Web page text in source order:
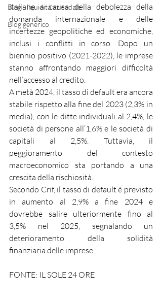
Blog - liquidità aziendale
Blog generico
italiane a causa della debolezza della
domanda internazionale e delle
incertezze geopolitiche ed economiche,
inclusi i conflitti in corso. Dopo un
biennio positivo (2021-2022), le imprese
stanno affrontando maggiori difficoltà
nell’accesso al credito.
A metà 2024, il tasso di default era ancora
stabile rispetto alla fine del 2023 (2,3% in
media), con le ditte individuali al 2,4%, le
società di persone all’1,6% e le società di
capitali al 2,5%. Tuttavia, il
peggioramento del contesto
macroeconomico sta portando a una
crescita della rischiosità.
Secondo Crif, il tasso di default è previsto
in aumento al 2,9% a fine 2024 e
dovrebbe salire ulteriormente fino al
3,5% nel 2025, segnalando un
deterioramento della solidità
finanziaria delle imprese.
FONTE: IL SOLE 24 ORE